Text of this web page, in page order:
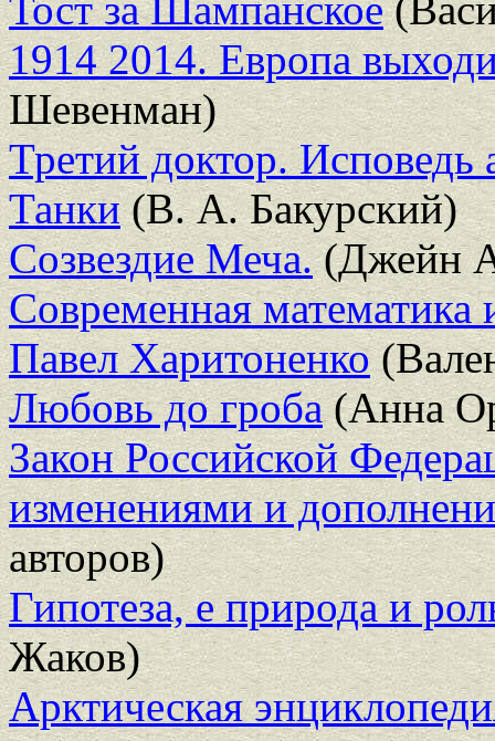
1914 2014. Европа
Шевенман)
Третий доктор. Исповедь
Танки(В. А. Бакурский)
Созвездие Меча.(Джейн
Современная математика
Павел Харитоненко
Любовь до гроба(Анна
Закон Российской
изменениями и
авторов)
Гипотеза, е природа и
Жаков)
Арктическая